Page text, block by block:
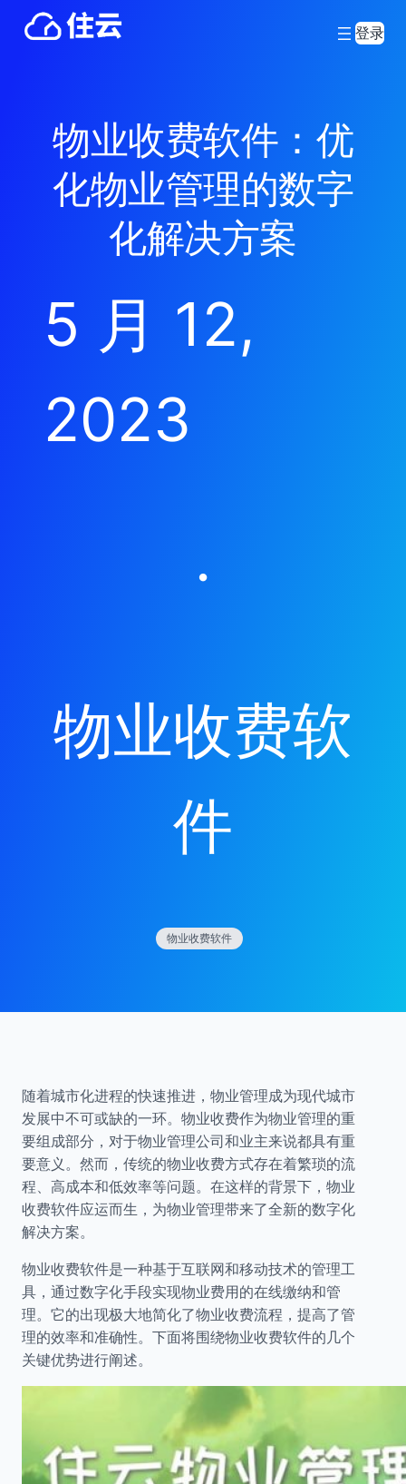
登录
物业收费软件：优
化物业管理的数字
化解决方案
5 月 12,
2023
·
物业收费软
件
物业收费软件
随着城市化进程的快速推进，物业管理成为现代城市
发展中不可或缺的一环。物业收费作为物业管理的重
要组成部分，对于物业管理公司和业主来说都具有重
要意义。然而，传统的物业收费方式存在着繁琐的流
程、高成本和低效率等问题。在这样的背景下，物业
收费软件应运而生，为物业管理带来了全新的数字化
解决方案。
物业收费软件是一种基于互联网和移动技术的管理工
具，通过数字化手段实现物业费用的在线缴纳和管
理。它的出现极大地简化了物业收费流程，提高了管
理的效率和准确性。下面将围绕物业收费软件的几个
关键优势进行阐述。